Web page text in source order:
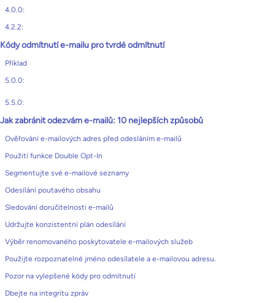
4.0.0:
4.2.2:
Kódy odmítnutí e-mailu pro tvrdé odmítnutí
Příklad
5.0.0:
5.5.0:
Jak zabránit odezvám e-mailů: 10 nejlepších způsobů
Ověřování e-mailových adres před odesláním e-mailů
Použití funkce Double Opt-In
Segmentujte své e-mailové seznamy
Odesílání poutavého obsahu
Sledování doručitelnosti e-mailů
Udržujte konzistentní plán odesílání
Výběr renomovaného poskytovatele e-mailových služeb
Použijte rozpoznatelné jméno odesílatele a e-mailovou adresu.
Pozor na vylepšené kódy pro odmítnutí
Dbejte na integritu zpráv